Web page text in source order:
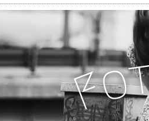
Fo